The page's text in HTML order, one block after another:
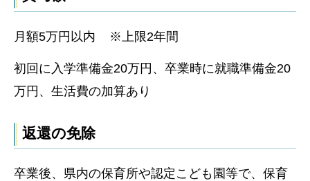
月額5万円以内 ※上限2年間
初回に入学準備金20万円、卒業時に就職準備金20
万円、生活費の加算あり
返還の免除
卒業後、県内の保育所や認定こども園等で、保育